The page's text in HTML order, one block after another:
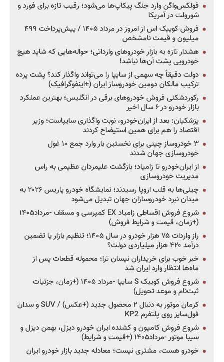
فولکس‌واگن وارد جنگ پیکاپ‌ها می‌شود؛ رقیب تازه برای فورد و
شورولت در آمریکا
فروش کوییک اس از امروز در مرداد ۱۴۰۵ / پیش‌پرداخت ۴۹۹
میلیون و قیمت نامشخص
هشدار تازه به بازار خودروهای وارداتی؛ حواله‌هایی که شاید هیچ
خودرویی پشت آن‌ها نباشد!
دولت دقیقاً چه سهمی از سایپا را می‌تواند واگذار کند؟ پشت پرده
ترکیب مالکان دومین خودروساز ایران (+اینفوگرافیک)
رکوردشکنی فروش خودروهای برقی در انگلیس؛ بهترین عملکرد
بازار خودرو در ۶ سال اخیر
پزشکیان: بعد از ایران‌خودرو، نوبت واگذاری سایپاست؛ وزیر
اقتصاد را هم برای همین استیضاح کردند
۳ خودروساز چینی برای نخستین بار وارد جمع ۱۰ غول
خودروسازی جهان شدند
از ایران‌خودرو تا زامیاد؛ بازگشت علیمردان عظیمی به راس
مدیریت خودروسازی
چینی‌ها به قلب اروپا رسیدند؛ نمایشگاه خودرو پاریس ۲۰۲۶ به
میدان نبرد خودروسازان جهان تبدیل می‌شود
شروع فروش اقساطی زامیاد EX کمپرسی و مسقف -مرداد۱۴۰۵
(+زمان، قیمت و شرایط فروش)
راز واردات ۷۵ هزار خودرو در سال ۱۴۰۵؛ تنظیم بازار یا تضمین
درآمد ۴۲۰ هزار میلیاردی دولت؟
خبر خوب برای خریداران نیسان ترا؛ محموله قطعات پس از
ماه‌ها انتظار وارد ایران شد
شروع فروش کوییک S سایپا -مرداد ۱۴۰۵ (+زمان، جزئیات
ثبت‌نام و موعد تحویل)
کرمان موتور به دنبال ۲ محصول جدید (+عکس) / SUV و سدان
فول‌سایز روی پلتفرم KP2
شروع فروش کامیون و کشنده ایران خودرو دیزل، بهمن دیزل و
سیبا موتور -مرداد۱۴۰۵ (+قیمت و شرایط)
خودرو هست، مشتری نیست؛ معادله جدید بازار خودرو ایران